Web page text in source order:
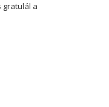
gratulál a